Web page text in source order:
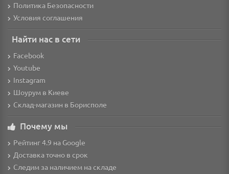
Политика Безопасности
Условия соглашения
Найти нас в сети
Facebook
Youtube
Instagram
Шоурум в Киеве
Склад-магазин в Борисполе
Почему мы
Рейтинг 4.9 на Google
Доставка точно в срок
Следим за наличием на складе